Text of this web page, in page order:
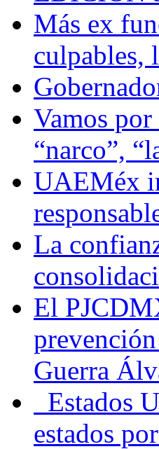
Más ex
culpables,
Vamos
“narco”,
UAEMéx
La
El
Guerra
Estados
estados